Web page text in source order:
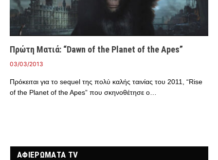
Πρώτη Ματιά: “Dawn of the Planet of the Apes”
03/03/2013
Πρόκειται για το sequel της πολύ καλής ταινίας του 2011, “Rise
of the Planet of the Apes” που σκηνοθέτησε ο…
ΑΦΙΕΡΩΜΑΤΑ TV